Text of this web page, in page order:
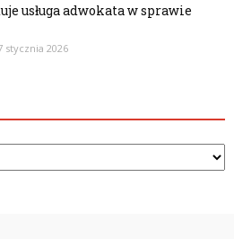
usługa adwokata w sprawie
stycznia 2026